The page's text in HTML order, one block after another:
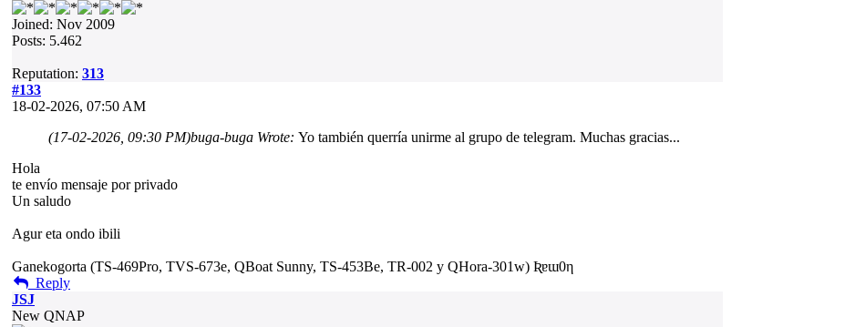
Joined: Nov 2009
Posts: 5.462
Reputation: 313
#133
18-02-2026, 07:50 AM
(17-02-2026, 09:30 PM)buga-buga Wrote: Yo también querría unirme al grupo de telegram. Muchas gracias...
Hola
te envío mensaje por privado
Un saludo
Agur eta ondo ibili
Ganekogorta (TS-469Pro, TVS-673e, QBoat Sunny, TS-453Be, TR-002 y QHora-301w) Ʀɐɯ0η
Reply
JSJ
New QNAP